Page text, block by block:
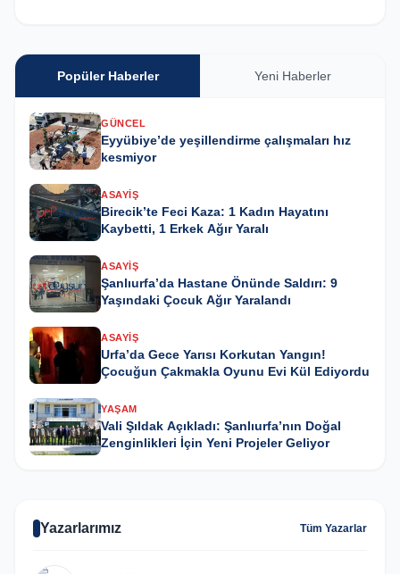
Popüler Haberler Yeni Haberler
GÜNCEL
Eyyübiye’de yeşillendirme çalışmaları hız
kesmiyor
ASAYIŞ
Birecik’te Feci Kaza: 1 Kadın Hayatını
Kaybetti, 1 Erkek Ağır Yaralı
ASAYIŞ
Şanlıurfa’da Hastane Önünde Saldırı: 9
Yaşındaki Çocuk Ağır Yaralandı
ASAYIŞ
Urfa’da Gece Yarısı Korkutan Yangın!
Çocuğun Çakmakla Oyunu Evi Kül Ediyordu
YAŞAM
Vali Şıldak Açıkladı: Şanlıurfa’nın Doğal
Zenginlikleri İçin Yeni Projeler Geliyor
Yazarlarımız Tüm Yazarlar